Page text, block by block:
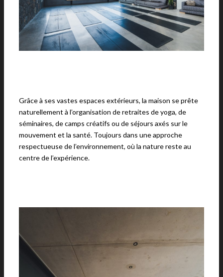
Grâce à ses vastes espaces extérieurs, la maison se prête
naturellement à l’organisation de retraites de yoga, de
séminaires, de camps créatifs ou de séjours axés sur le
mouvement et la santé. Toujours dans une approche
respectueuse de l’environnement, où la nature reste au
centre de l’expérience.